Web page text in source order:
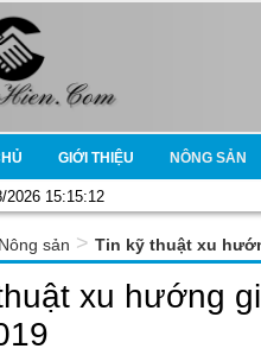
GIỚI THIỆU NÔNG SẢN
2026 15:15:12
Nông sản > Tin kỹ thuật xu
xu hướng